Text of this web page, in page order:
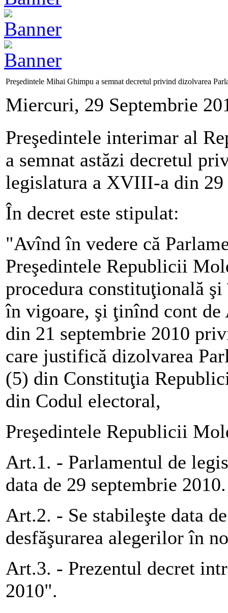
Preşedintele Mihai Ghimpu a semnat decretul privind dizolvarea
Miercuri, 29 Septembrie
Preşedintele interimar al
a semnat astăzi decretul
legislatura a XVIII-a din 29
În decret este stipulat:
"Avînd în vedere că
Preşedintele Republicii
procedura constituţională
în vigoare, şi ţinînd cont
din 21 septembrie 2010
care justifică dizolvarea
(5) din Constituţia
din Codul electoral,
Preşedintele Republicii
Art.1. - Parlamentul de
data de 29 septembrie 2010.
Art.2. - Se stabileşte data
desfăşurarea alegerilor în
Art.3. - Prezentul decret
2010".